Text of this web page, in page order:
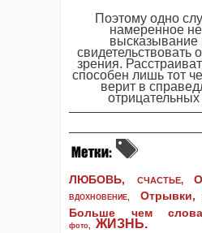
Поэтому одно
намеренное
высказывание
свидетельствовать
зрения.
способен лишь тот
верит в
ЛЮБОВЬ, СЧАСТЬЕ,
ВДОХНОВЕНИЕ, Отрывки,
Больше чем
фото, ЖИЗНЬ.